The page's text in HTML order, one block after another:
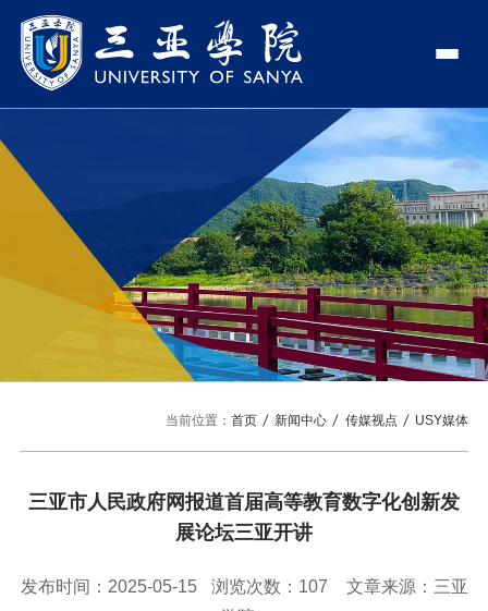
学校领导
理事长
党委书记、政府督导专员
学校简介
走近理事长
学校机构
校园风景
学院与部门
社会治理学院
艺术创意与数字设计学院
文学院
新能源与智能网联汽车学院
旅游与大健康学院
信息与智能工程学院
新闻中心
传媒视点
USY媒体
USY印象
三亚学院公共外交研究中心
招生信息
就业服务
图书馆
教务管理系统 办公OA系统
人才招聘
信息公开
English
当前位置： 首页 新闻中心 传媒视点 USY媒体
三亚市人民政府网报道首届高等教育数字化创新发
展论坛三亚开讲
发布时间：2025-05-15 浏览次数： 107
文章来源：三亚